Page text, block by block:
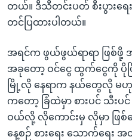
တယ်။ ဒီသီတင်းပတ် စီးပွားရ
တင်ပြထားပါတယ်။
အရင်က ဖွယ်ဖွယ်ရာရာ ဖြစ်ဖို့
အခုတော့ ဝင်ငွေ ထွက်ငွေကို ပို
မြို့လို နေရာက နယ်တွေလို မ
ကတော့ ခြံထဲမှာ စားပင် သီး
ဝယ်လို့ လိုကောင်းမှ လိုမှာ ဖြ
နေ့စဉ် စားရေး သောက်ရေး